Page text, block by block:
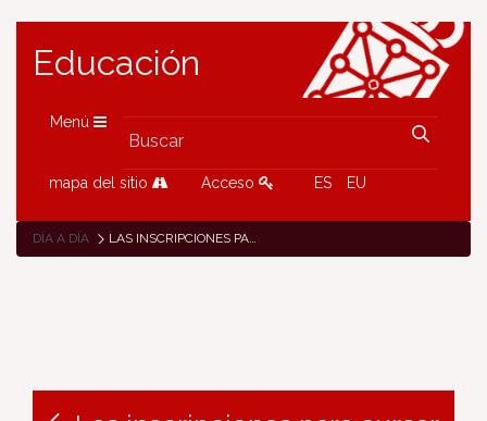
Educación
Menú
mapa del sitio Acceso ES EU
DÍA A DÍA LAS INSCRIPCIONES PARA CURSAR CICLOS DE FP DE LOS GRADOS BÁSICO, MEDIO Y SUPERIOR EN NAVARRA VUELVEN A CRECER ENTRE UN 3,8% Y UN 6%